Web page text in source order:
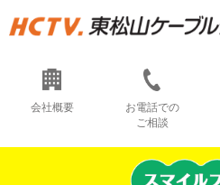
会社概要
お電話での
ご相談